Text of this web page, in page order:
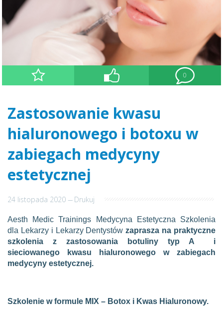
0
Zastosowanie kwasu
hialuronowego i botoxu w
zabiegach medycyny
estetycznej
24 listopada 2020--- Drukuj
Aesth Medic Trainings Medycyna Estetyczna Szkolenia
dla Lekarzy i Lekarzy Dentystówzaprasza na praktyczne
szkolenia z zastosowania botuliny typ A i
sieciowanego kwasu hialuronowego w zabiegach
medycyny estetycznej.
Szkolenie w formule MIX – Botox i Kwas Hialuronowy.